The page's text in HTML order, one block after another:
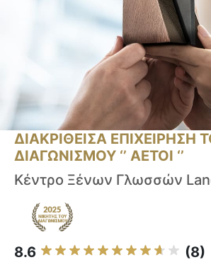
ΔΙΑΚΡΙΘΕΙΣΑ ΕΠΙΧΕΙΡΗΣΗ
ΔΙΑΓΩΝΙΣΜΟΥ ‘’ ΑΕΤΟΙ ‘’
Κέντρο Ξένων Γλωσσών
8.6 (8)